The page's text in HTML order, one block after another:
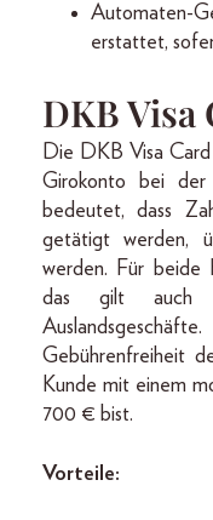
Automaten-
erstattet,
DKB Visa
Die DKB Visa
Girokonto bei
bedeutet, dass
getätigt werden,
werden. Für beide
das gilt auch
Gebührenfreiheit
Kunde mit einem
700 € bist.
Vorteile: